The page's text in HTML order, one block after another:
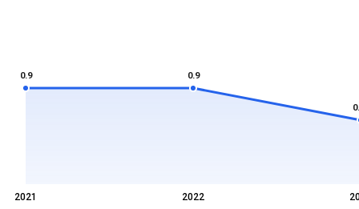
0.9 0.9
2021 2022